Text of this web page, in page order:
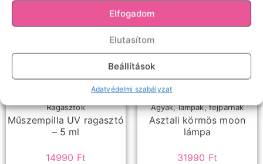
Elfogadom
Elutasítom
Beállítások
Adatvédelmi szabályzat
Ragasztók
Műszempilla UV ragasztó
– 5 ml
14990 Ft
Ágyak, lámpák, fejpárnák
Asztali körmös moon
lámpa
31990 Ft